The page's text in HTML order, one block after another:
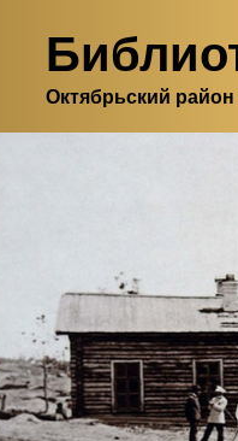
Октябрьский